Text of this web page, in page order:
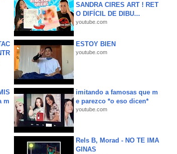
SANDRA CIRES ART ! RET
O DIFÍCIL DE DIBU...
youtube.com
ESTOY BIEN
youtube.com
m
imitando a famosas que m
e parezco *o eso dicen*
youtube.com
Rels B, Morad - NO TE IMA
GINAS